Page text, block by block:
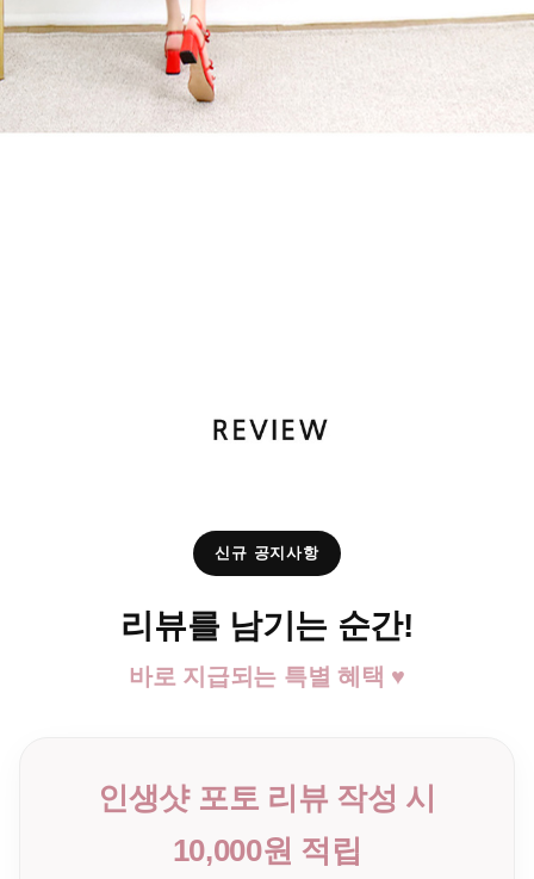
신규 공지사항
리뷰를 남기는 순간!
바로 지급되는 특별 혜택 ♥
인생샷 포토 리뷰 작성 시
10,000원 적립